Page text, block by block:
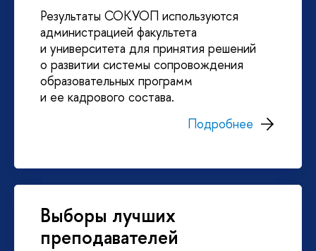
Результаты СОКУОП используются
администрацией факультета
и университета для принятия решений
о развитии системы сопровождения
образовательных программ
и ее кадрового состава.
Подробнее
Выборы лучших
преподавателей